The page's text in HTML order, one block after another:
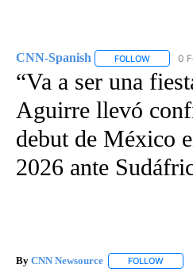
CNN-Spanish FOLLOW 0
“Va a ser una
Aguirre llevó
debut de México
2026 ante
By CNN Newsource FOLLOW